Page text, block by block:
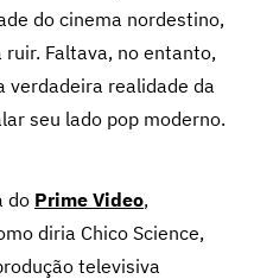
do cinema nordestino,
Faltava, no entanto,
verdadeira realidade da
seu lado pop moderno.
do Prime Video,
diria Chico Science,
televisiva